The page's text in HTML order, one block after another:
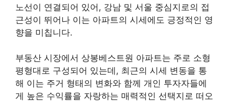
노선이 연결되어 있어, 강남 및 서울 중심지로의 접
근성이 뛰어나 이는 아파트의 시세에도 긍정적인 영
향을 미칩니다.
부동산 시장에서 상봉베스트원 아파트는 주로 소형
평형대로 구성되어 있는데, 최근의 시세 변동을 통
해 이는 주거 형태의 변화와 함께 개인 투자자들에
게 높은 수익률을 자랑하는 매력적인 선택지로 떠오